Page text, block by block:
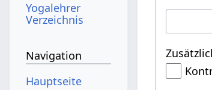
Yogalehrer
Verzeichnis
Navigation
Hauptseite